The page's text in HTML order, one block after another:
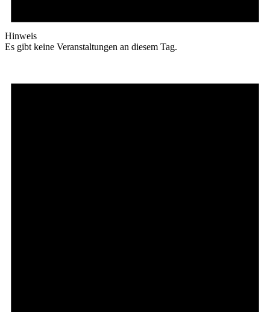
Hinweis
Es gibt keine Veranstaltungen an diesem Tag.